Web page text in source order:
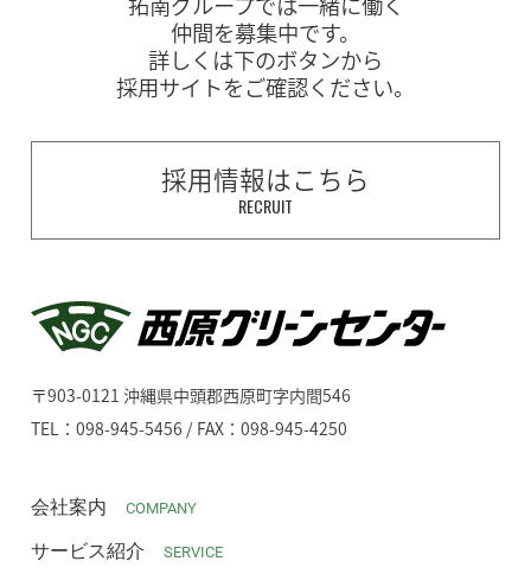
仲間を募集中です。
詳しくは下のボタンから
採用サイトをご確認ください。
採用情報はこちら
RECRUIT
〒903-0121 沖縄県中頭郡西原町字内間546
TEL：098-945-5456 / FAX：098-945-4250
会社案内 COMPANY
サービス紹介 SERVICE